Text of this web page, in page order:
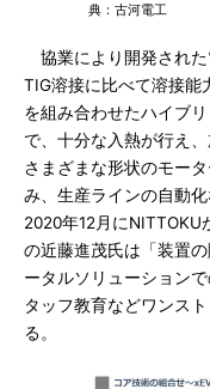
典：古河電工
協業により開発された
TIG溶接に比べて溶接能
を組み合わせたハイブ
で、十分な入熱が行え
さまざまな形状のモー
み、生産ラインの自動
2020年12月に
の近藤進茂氏は「装置
ータルソリューション
タッフ教育などワンス
る。